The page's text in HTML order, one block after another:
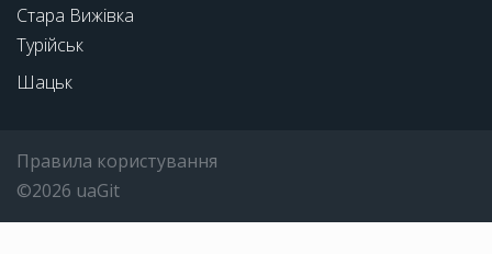
Стара Вижівка
Турійськ
Шацьк
Правила користування
©2026 uaGit